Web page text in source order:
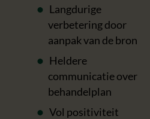
Langdurige
verbetering door
aanpak van de bron
Heldere
communicatie over
behandelplan
Vol positiviteit